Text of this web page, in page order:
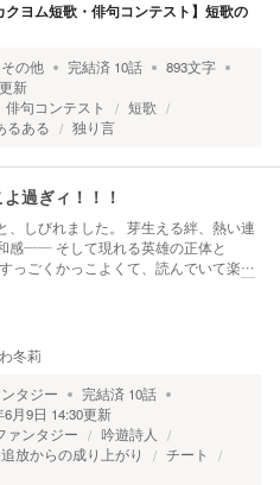
ヨム短歌・俳句コンテスト】短歌の
の他 完結済 10話 893文字
更新
句コンテスト
短歌
るある 独り言
過ぎィ！！！
しびれました。 芽生える絆、熱い連
感—— そして現れる英雄の正体と
っごくかっこよくて、読んでいて楽…
冬莉
タジー 完結済 10話
6月9日 14:30更新
ァンタジー
吟遊詩人
追放からの成り上がり
チート